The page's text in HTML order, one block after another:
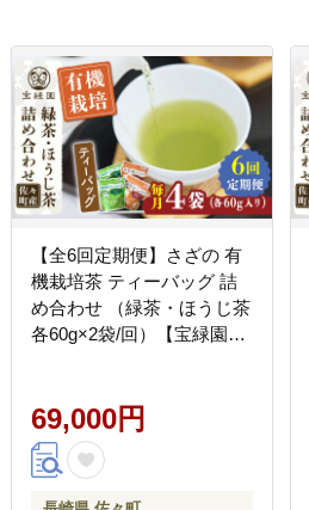
【全6回定期便】さざの 有
機栽培茶 ティーバッグ 詰
め合わせ （緑茶・ほうじ茶
各60g×2袋/回）【宝緑園】
69,000円